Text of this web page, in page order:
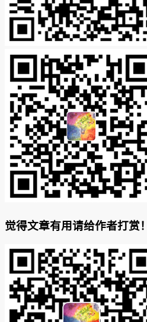
觉得文章有用请给作者打赏！